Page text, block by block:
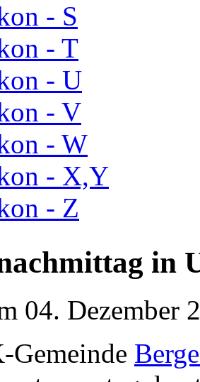
- S
- T
- U
- V
- W
- X,Y
- Z
in
04. Dezember
Gemeinde